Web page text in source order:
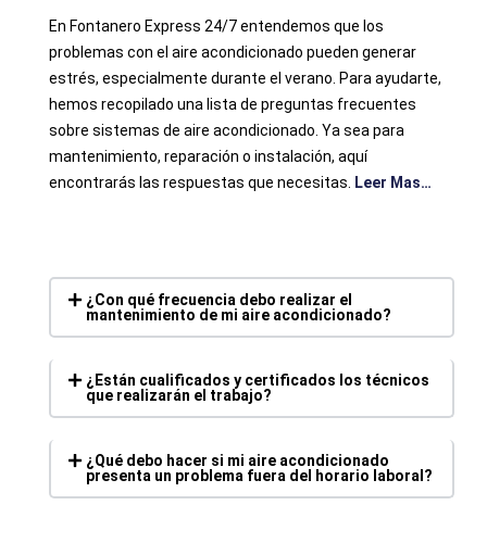
En Fontanero Express 24/7 entendemos que los
problemas con el aire acondicionado pueden generar
estrés, especialmente durante el verano. Para ayudarte,
hemos recopilado una lista de preguntas frecuentes
sobre sistemas de aire acondicionado. Ya sea para
mantenimiento, reparación o instalación, aquí
encontrarás las respuestas que necesitas.
Leer Mas…
¿Con qué frecuencia debo realizar el
mantenimiento de mi aire acondicionado?
¿Están cualificados y certificados los técnicos
que realizarán el trabajo?
¿Qué debo hacer si mi aire acondicionado
presenta un problema fuera del horario laboral?